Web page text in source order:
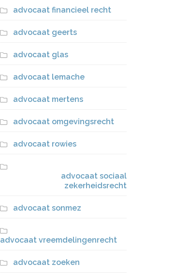
advocaat financieel recht
advocaat geerts
advocaat glas
advocaat lemache
advocaat mertens
advocaat omgevingsrecht
advocaat rowies
advocaat sociaal
zekerheidsrecht
advocaat sonmez
advocaat vreemdelingenrecht
advocaat zoeken